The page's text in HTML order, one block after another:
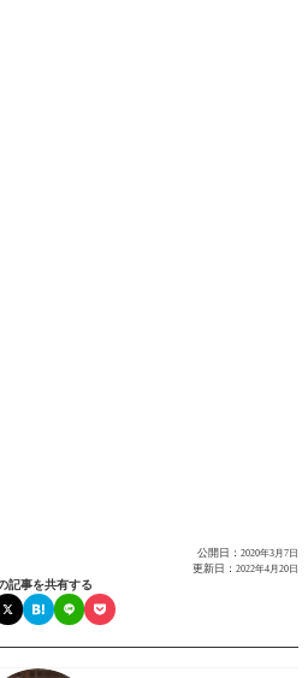
公開日： 2020年3月7日
更新日： 2022年4月20日
記事を共有する